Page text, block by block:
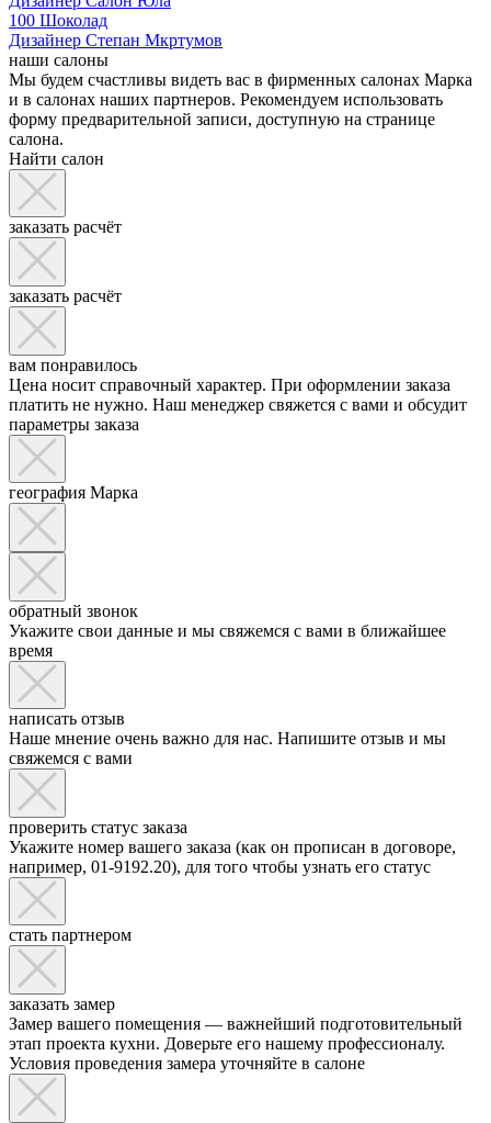
100 Шоколад
Дизайнер Степан Мкртумов
наши салоны
Мы будем счастливы видеть вас в фирменных салонах Марка
и в салонах наших партнеров. Рекомендуем использовать
форму предварительной записи, доступную на странице
салона.
Найти салон
заказать расчёт
заказать расчёт
вам понравилось
Цена носит справочный характер. При оформлении заказа
платить не нужно. Наш менеджер свяжется с вами и обсудит
параметры заказа
география Марка
обратный звонок
Укажите свои данные и мы свяжемся с вами в ближайшее
время
написать отзыв
Наше мнение очень важно для нас. Напишите отзыв и мы
свяжемся с вами
проверить статус заказа
Укажите номер вашего заказа (как он прописан в договоре,
например, 01-9192.20), для того чтобы узнать его статус
стать партнером
заказать замер
Замер вашего помещения — важнейший подготовительный
этап проекта кухни. Доверьте его нашему профессионалу.
Условия проведения замера уточняйте в салоне